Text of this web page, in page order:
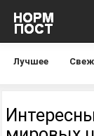
Лучшее